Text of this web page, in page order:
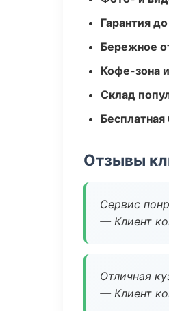
Гарантия
Бережное
Кофе-зона
Склад
Бесплатная
Отзывы
Сервис
— Клиент
Отличная
— Клиент